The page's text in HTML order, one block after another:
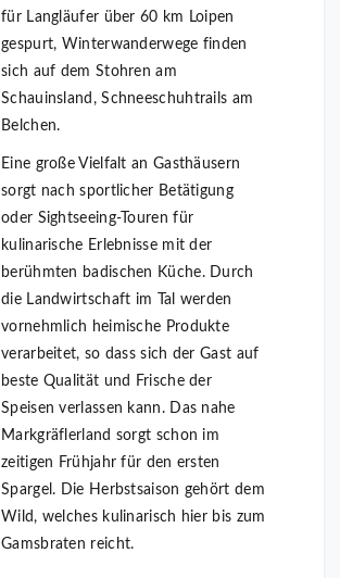
für Langläufer über 60 km Loipen
gespurt, Winterwanderwege finden
sich auf dem Stohren am
Schauinsland, Schneeschuhtrails am
Belchen.
Eine große Vielfalt an Gasthäusern
sorgt nach sportlicher Betätigung
oder Sightseeing-Touren für
kulinarische Erlebnisse mit der
berühmten badischen Küche. Durch
die Landwirtschaft im Tal werden
vornehmlich heimische Produkte
verarbeitet, so dass sich der Gast auf
beste Qualität und Frische der
Speisen verlassen kann. Das nahe
Markgräflerland sorgt schon im
zeitigen Frühjahr für den ersten
Spargel. Die Herbstsaison gehört dem
Wild, welches kulinarisch hier bis zum
Gamsbraten reicht.